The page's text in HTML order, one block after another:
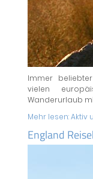
Immer
vielen
Wanderurlaub
Mehr lesen:Aktiv
England